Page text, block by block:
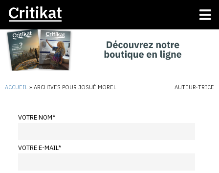
ACCUEIL » ARCHIVES POUR JOSUÉ MOREL AUTEUR·TRICE
VOTRE NOM*
VOTRE E-MAIL*